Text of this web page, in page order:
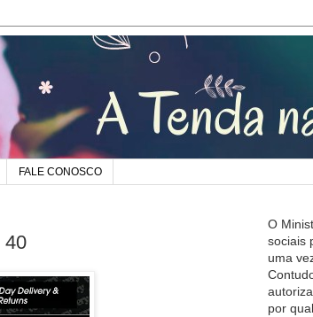
FALE CONOSCO
40
O
sociais
uma
por